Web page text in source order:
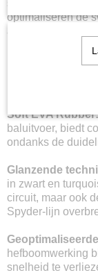
optimaliseren de
agressieve
Hybride
lichtheid om een
bieden, ideaal
Soft EVA Rubber:
baluitvoer, biedt
ondanks de
Glanzende
in zwart en
circuit, maar ook
Spyder-lijn
hefboomwerking
snelheid te